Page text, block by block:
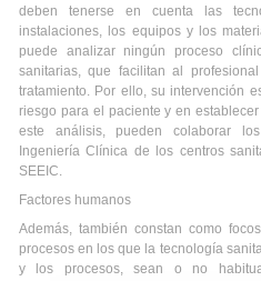
deben tenerse en cuenta las
instalaciones, los equipos y los
puede analizar ningún proceso
sanitarias, que facilitan al
tratamiento. Por ello, su intervención
riesgo para el paciente y en
este análisis, pueden colaborar
Ingeniería Clínica de los centros
SEEIC.
Factores humanos
Además, también constan como
procesos en los que la tecnología
y los procesos, sean o no